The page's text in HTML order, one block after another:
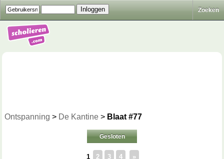
Zoeken
Ontspanning > De Kantine > Blaat #77
Gesloten
1 2 3 4 »